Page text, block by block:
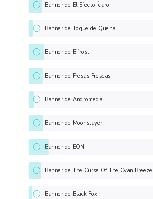
Banner de El Efecto Ícaro
Banner de Toque de Quena
Banner de Bifrost
Banner de Fresas Frescas
Banner de Andromeda
Banner de Moonslayer
Banner de EON
Banner de The Curse Of The Cyan Breeze
Banner de Black Fox